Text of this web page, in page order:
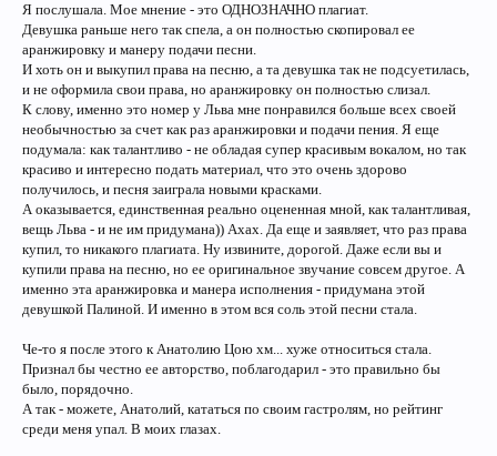
Я послушала. Мое мнение - это ОДНОЗНАЧНО плагиат.
Девушка раньше него так спела, а он полностью скопировал ее
аранжировку и манеру подачи песни.
И хоть он и выкупил права на песню, а та девушка так не подсуетилась,
и не оформила свои права, но аранжировку он полностью слизал.
К слову, именно это номер у Льва мне понравился больше всех своей
необычностью за счет как раз аранжировки и подачи пения. Я еще
подумала: как талантливо - не обладая супер красивым вокалом, но так
красиво и интересно подать материал, что это очень здорово
получилось, и песня заиграла новыми красками.
А оказывается, единственная реально оцененная мной, как талантливая,
вещь Льва - и не им придумана)) Ахах. Да еще и заявляет, что раз права
купил, то никакого плагиата. Ну извините, дорогой. Даже если вы и
купили права на песню, но ее оригинальное звучание совсем другое. А
именно эта аранжировка и манера исполнения - придумана этой
девушкой Палиной. И именно в этом вся соль этой песни стала.
Че-то я после этого к Анатолию Цою хм... хуже относиться стала.
Признал бы честно ее авторство, поблагодарил - это правильно бы
было, порядочно.
А так - можете, Анатолий, кататься по своим гастролям, но рейтинг
среди меня упал. В моих глазах.